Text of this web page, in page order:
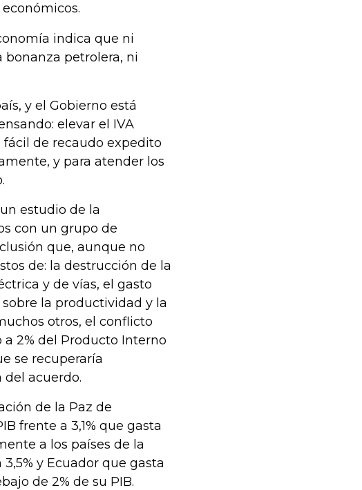
indica que ni
petrolera, ni
y el Gobierno está
elevar el IVA
de recaudo expedito
y para atender los
estudio de la
con un grupo de
que, aunque no
de: la destrucción de la
y de vías, el gasto
la productividad y la
otros, el conflicto
2% del Producto Interno
se recuperaría
acuerdo.
de la Paz de
frente a 3,1% que gasta
a los países de la
y Ecuador que gasta
de 2% de su PIB.